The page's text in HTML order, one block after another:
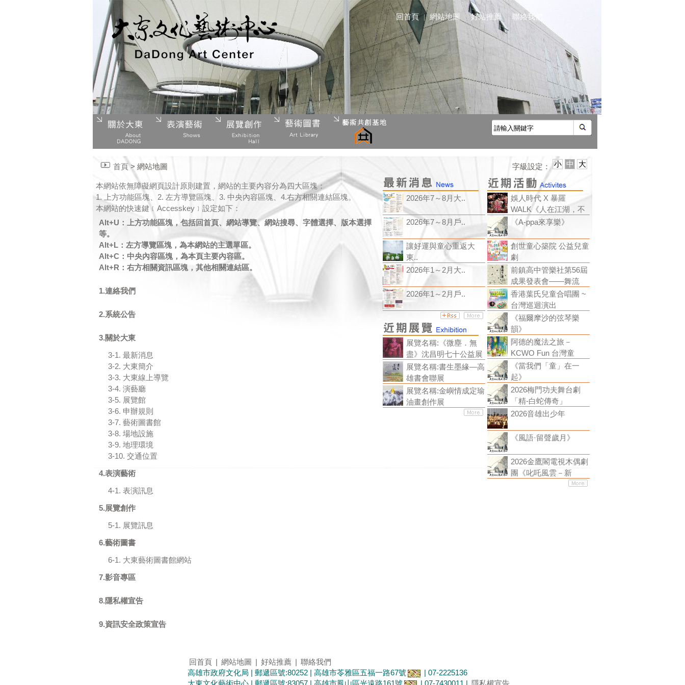
回首頁 | 網站地圖 | 好站推薦 | 聯絡我們
首頁> 網站地圖
本網站依無障礙網頁設計原則建置，網站的主要內容分為四大區塊：
1. 上方功能區塊、2. 左方導覽區塊、3. 中央內容區塊、4.右方相關連結區塊。
本網站的快速鍵﹝Accesskey﹞設定如下：
Alt+U：上方功能區塊，包括回首頁、網站導覽、網站搜尋、字體選擇、版本選擇
等。
Alt+L：左方導覽區塊，為本網站的主選單區。
Alt+C：中央內容區塊，為本頁主要內容區。
Alt+R：右方相關資訊區塊，其他相關連結區。
1.連絡我們
2.系統公告
3.關於大東
3-1. 最新消息
3-2. 大東簡介
3-3. 大東線上導覽
3-4. 演藝廳
3-5. 展覽館
3-6. 申辦規則
3-7. 藝術圖書館
3-8. 場地設施
3-9. 地理環境
3-10. 交通位置
4.表演藝術
4-1. 表演訊息
5.展覽創作
5-1. 展覽訊息
6.藝術圖書
6-1. 大東藝術圖書館網站
7.影音專區
8.隱私權宣告
9.資訊安全政策宣告
字級設定： 小 中 大
2026年7～8月大..
2026年7～8月戶..
讓好運與童心重返大
東..
2026年1～2月大..
2026年1～2月戶..
展覽名稱:《微塵．無
盡》沈昌明七十公益展
展覽名稱:書生墨緣—高
雄書會聯展
展覽名稱:金嶼情成定瑜
油畫創作展
娛人時代 X 暴羅
WALK《人在江湖，不
《A-ppa來享樂》
創世童心築院 公益兒童
劇
前鎮高中管樂社第56屆
成果發表會——舞流
香港葉氏兒童合唱團 ~
台灣巡迴演出
《福爾摩沙的弦琴樂
韻》
阿德的魔法之旅－
KCWO Fun 台灣童
《當我們「童」在一
起》
2026梅門功夫舞台劇
「精-白蛇傳奇」
2026音雄出少年
《風語·留聲歲月》
2026金鷹閣電視木偶劇
團《叱吒風雲－新
回首頁 | 網站地圖 | 好站推薦 | 聯絡我們
高雄市政府文化局 | 郵遞區號:80252 | 高雄市苓雅區五福一路67號
| 07-2225136
大東文化藝術中心 | 郵遞區號:83057 | 高雄市鳳山區光遠路161號
| 07-7430011 | 隱私權宣告